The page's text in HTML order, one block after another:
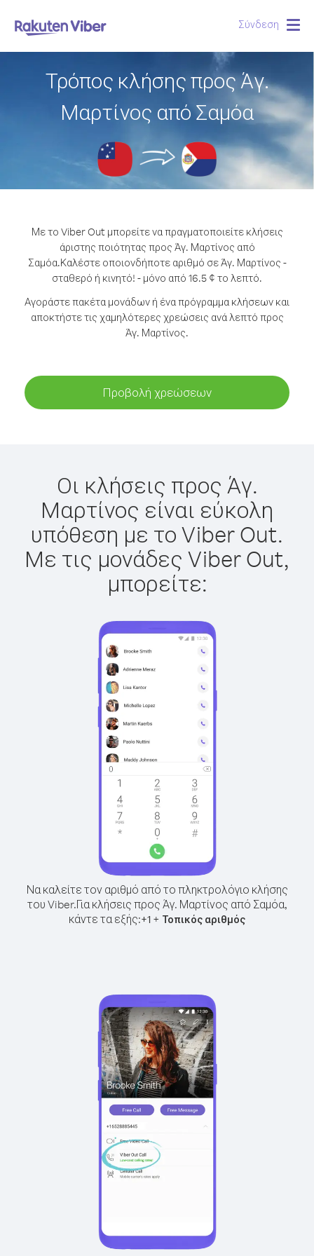
Σύνδεση
Τρόπος κλήσης προς Άγ.
Μαρτίνος από Σαμόα
Με το Viber Out μπορείτε να πραγματοποιείτε κλήσεις
άριστης ποιότητας προς Άγ. Μαρτίνος από
Σαμόα.Καλέστε οποιονδήποτε αριθμό σε Άγ. Μαρτίνος -
σταθερό ή κινητό! - μόνο από 16.5 ¢ το λεπτό.
Αγοράστε πακέτα μονάδων ή ένα πρόγραμμα κλήσεων και
αποκτήστε τις χαμηλότερες χρεώσεις ανά λεπτό προς
Άγ. Μαρτίνος.
Προβολή χρεώσεων
Οι κλήσεις προς Άγ.
Μαρτίνος είναι εύκολη
υπόθεση με το Viber Out.
Με τις μονάδες Viber Out,
μπορείτε:
Να καλείτε τον αριθμό από το πληκτρολόγιο κλήσης
του Viber.Για κλήσεις προς Άγ. Μαρτίνος από Σαμόα,
κάντε τα εξής:+1 + Τοπικός αριθμός